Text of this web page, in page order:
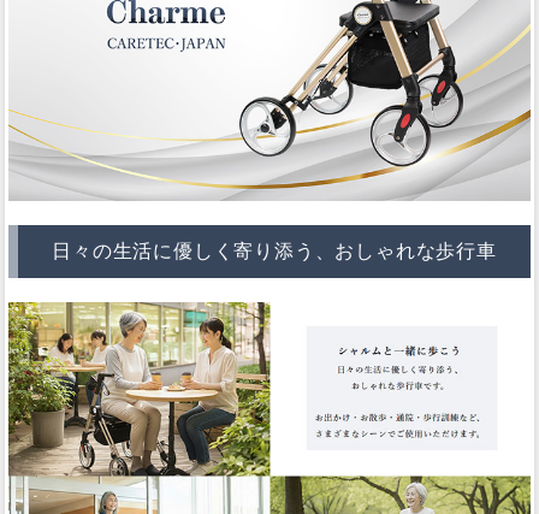
日々の生活に優しく寄り添う、おしゃれな歩行車